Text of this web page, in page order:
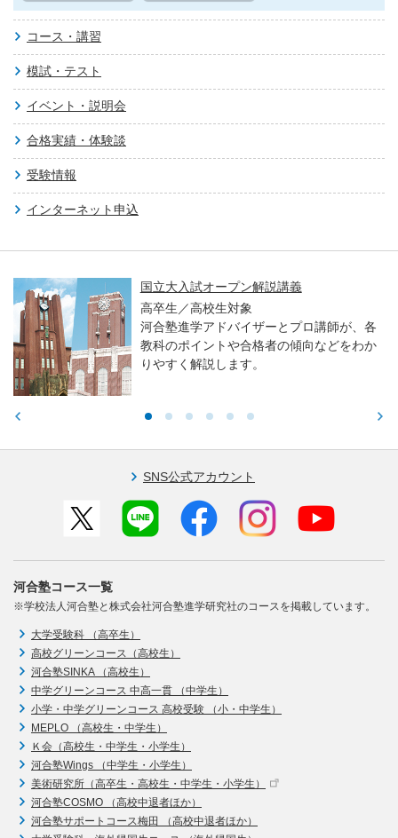
コース・講習
模試・テスト
イベント・説明会
合格実績・体験談
受験情報
インターネット申込
国立大入試オープン解説講義
高卒生／高校生対象
河合塾進学アドバイザーとプロ講師が、各
教科のポイントや合格者の傾向などをわか
りやすく解説します。
SNS公式アカウント
河合塾コース一覧
※学校法人河合塾と株式会社河合塾進学研究社のコースを掲載しています。
大学受験科 （高卒生）
高校グリーンコース（高校生）
河合塾SINKA （高校生）
中学グリーンコース 中高一貫 （中学生）
小学・中学グリーンコース 高校受験 （小・中学生）
MEPLO （高校生・中学生）
Ｋ会（高校生・中学生・小学生）
河合塾Wings （中学生・小学生）
美術研究所（高卒生・高校生・中学生・小学生）
河合塾COSMO （高校中退者ほか）
河合塾サポートコース梅田 （高校中退者ほか）